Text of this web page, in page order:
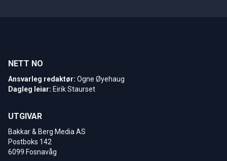
NETT NO
Ansvarleg redaktør: Ogne Øyehaug
Dagleg leiar: Eirik Staurset
UTGIVAR
Bakkar & Berg Media AS
Postboks 142
6099 Fosnavåg